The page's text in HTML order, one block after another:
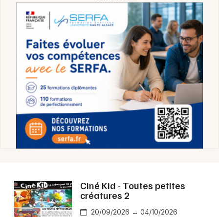
Ciné Kid - Toutes petites
créatures 2
20/09/2026 → 04/10/2026